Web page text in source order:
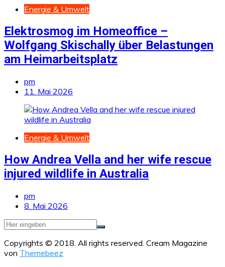
Energie & Umwelt
Elektrosmog im Homeoffice –
Wolfgang Skischally über Belastungen
am Heimarbeitsplatz
pm
11. Mai 2026
Energie & Umwelt
How Andrea Vella and her wife rescue
injured wildlife in Australia
pm
8. Mai 2026
Copyrights © 2018. All rights reserved. Cream Magazine
von Themebeez